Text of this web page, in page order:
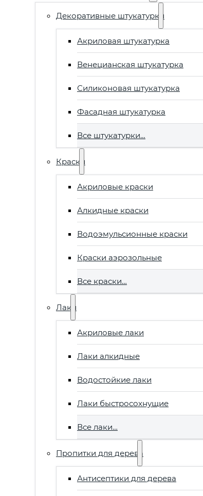
Декоративные штукатурки
Акриловая штукатурка
Венецианская штукатурка
Силиконовая штукатурка
Фасадная штукатурка
Все штукатурки…
Краски
Акриловые краски
Алкидные краски
Водоэмульсионные краски
Краски аэрозольные
Все краски…
Лаки
Акриловые лаки
Лаки алкидные
Водостойкие лаки
Лаки быстросохнущие
Все лаки…
Пропитки для дерева
Антисептики для дерева